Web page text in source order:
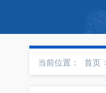
当前位置： 首页